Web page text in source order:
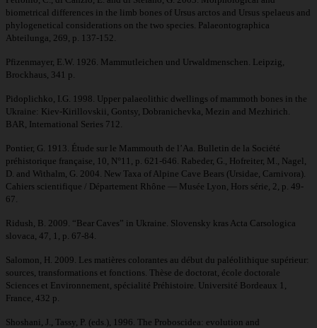
biometrical differences in the limb bones of Ursus arctos and Ursus spelaeus and
phylogenetical considerations on the two species. Palaeontographica
Abteilunga, 269, p. 137-152.
Pfizenmayer, E.W. 1926. Mammutleichen und Urwaldmenschen. Leipzig,
Brockhaus, 341 p.
Pidoplichko, I.G. 1998. Upper palaeolithic dwellings of mammoth bones in the
Ukraine: Kiev-Kirillovskii, Gontsy, Dobranichevka, Mezin and Mezhirich.
BAR, International Series 712.
Pontier, G. 1913. Étude sur le Mammouth de l’Aa. Bulletin de la Société
préhistorique française, 10, N°11, p. 621-646. Rabeder, G., Hofreiter, M., Nagel,
D. and Withalm, G. 2004. New Taxa of Alpine Cave Bears (Ursidae, Carnivora).
Cahiers scientifique / Département Rhône — Musée Lyon, Hors série, 2, p. 49-
67.
Ridush, B. 2009. “Bear Caves” in Ukraine. Slovensky kras Acta Carsologica
slovaca, 47, 1, p. 67-84.
Salomon, H. 2009. Les matières colorantes au début du paléolithique supérieur:
sources, transformations et fonctions. Thèse de doctorat, école doctorale
Sciences et Environnement, spécialité Préhistoire. Université Bordeaux 1,
France, 432 p.
Shoshani, J., Tassy, P. (eds.), 1996. The Proboscidea: evolution and